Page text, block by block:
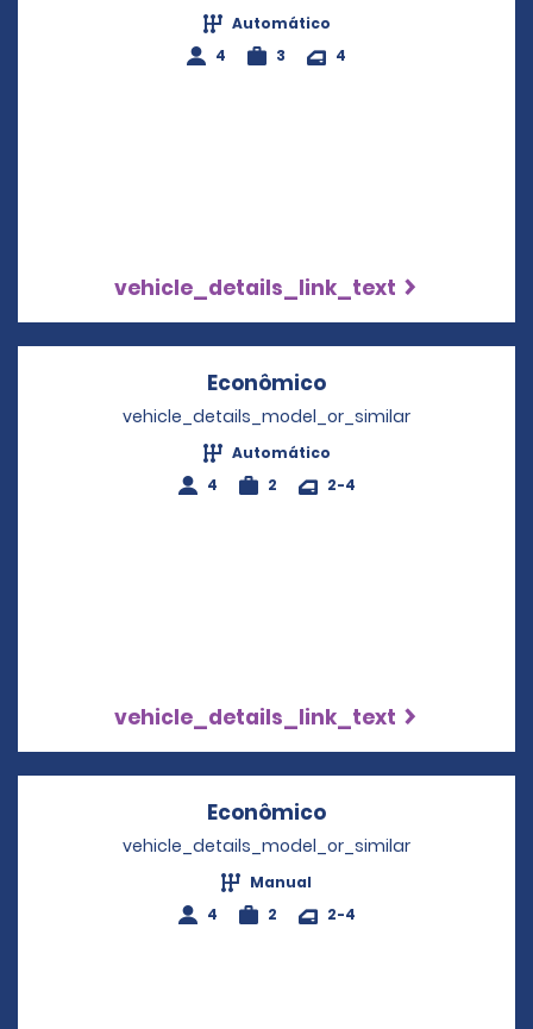
Automático
4
3 4
vehicle_details_link_text
Econômico
vehicle_details_model_or_similar
Automático
4
2 2-4
vehicle_details_link_text
Econômico
vehicle_details_model_or_similar
Manual
4
2 2-4